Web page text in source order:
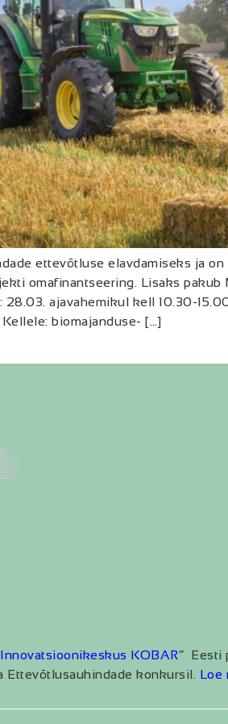
ettevõtluse elavdamiseks ja
omafinantseering. Lisaks
ajavahemikul kell 10.30-
Kellele: biomajanduse- […]
Innovatsioonikeskus KOBAR” Eesti
Ettevõtlusauhindade konkursil. Loe